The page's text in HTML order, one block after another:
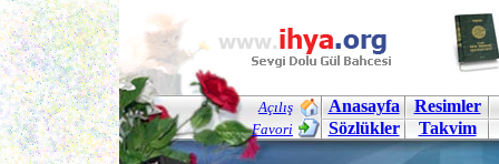
Açılış
Favori
Anasayfa
Resimler
Sözlükler
Takvim